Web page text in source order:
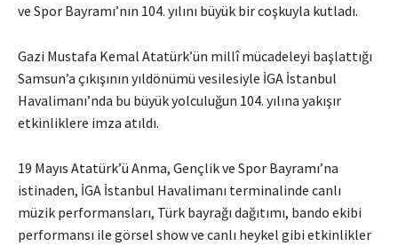
ve Spor Bayramı’nın 104. yılını büyük bir coşkuyla kutladı.
Gazi Mustafa Kemal Atatürk’ün millî mücadeleyi başlattığı
Samsun’a çıkışının yıldönümü vesilesiyle İGA İstanbul
Havalimanı’nda bu büyük yolculuğun 104. yılına yakışır
etkinliklere imza atıldı.
19 Mayıs Atatürk’ü Anma, Gençlik ve Spor Bayramı’na
istinaden, İGA İstanbul Havalimanı terminalinde canlı
müzik performansları, Türk bayrağı dağıtımı, bando ekibi
performansı ile görsel show ve canlı heykel gibi etkinlikler